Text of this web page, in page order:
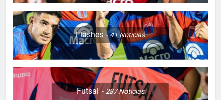
Flashes 41Noticias
Futsal 287Noticias